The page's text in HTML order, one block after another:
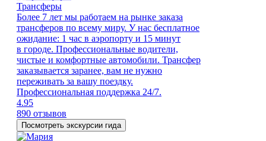
Трансферы
Более 7 лет мы работаем на рынке заказа
трансферов по всему миру. У нас бесплатное
ожидание: 1 час в аэропорту и 15 минут
в городе. Профессиональные водители,
чистые и комфортные автомобили. Трансфер
заказывается заранее, вам не нужно
переживать за вашу поездку.
Профессиональная поддержка 24/7.
4.95
890 отзывов
Посмотреть экскурсии гида